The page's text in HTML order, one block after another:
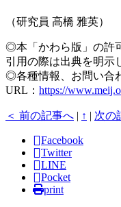
（研究員 高橋 雅英）
◎本「かわら版」の許
引用の際は出典を明示
◎各種情報、お問い合
URL： https://
＜ 前の記事へ | ↑ | 次の
Facebook
Twitter
LINE
Pocket
print